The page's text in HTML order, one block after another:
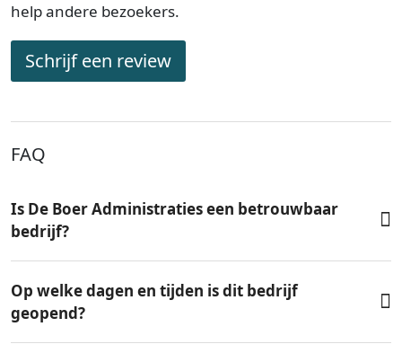
help andere bezoekers.
Schrijf een review
FAQ
Is De Boer Administraties een betrouwbaar
bedrijf?
Op welke dagen en tijden is dit bedrijf
geopend?